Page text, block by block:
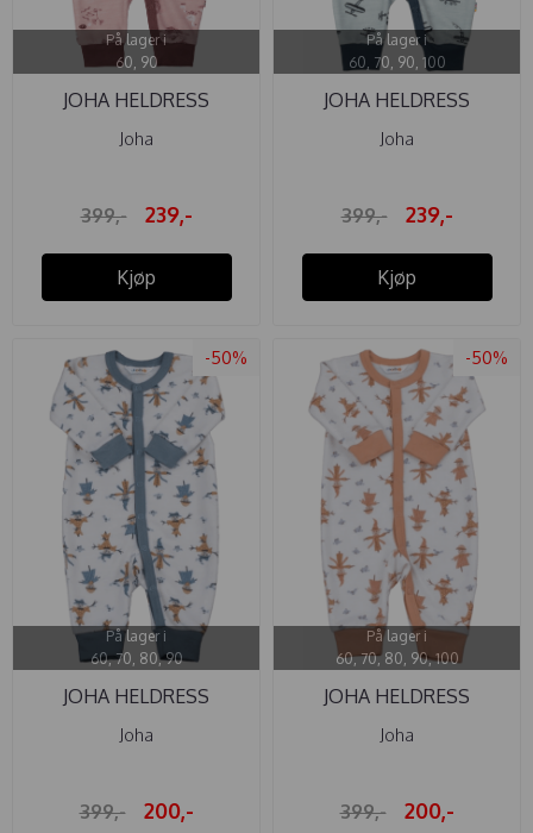
På lager i
60, 90
JOHA HELDRESS
ULL/BAMBUS ...
Joha
399,- 239,-
Kjøp
På lager i
60, 70, 90, 100
JOHA HELDRESS
ULL/BAMBUS ...
Joha
399,- 239,-
Kjøp
-50%
På lager i
60, 70, 80, 90
JOHA HELDRESS
ULL/BAMBUS ...
Joha
399,- 200,-
-50%
På lager i
60, 70, 80, 90, 100
JOHA HELDRESS
ULL/BAMBUS ...
Joha
399,- 200,-